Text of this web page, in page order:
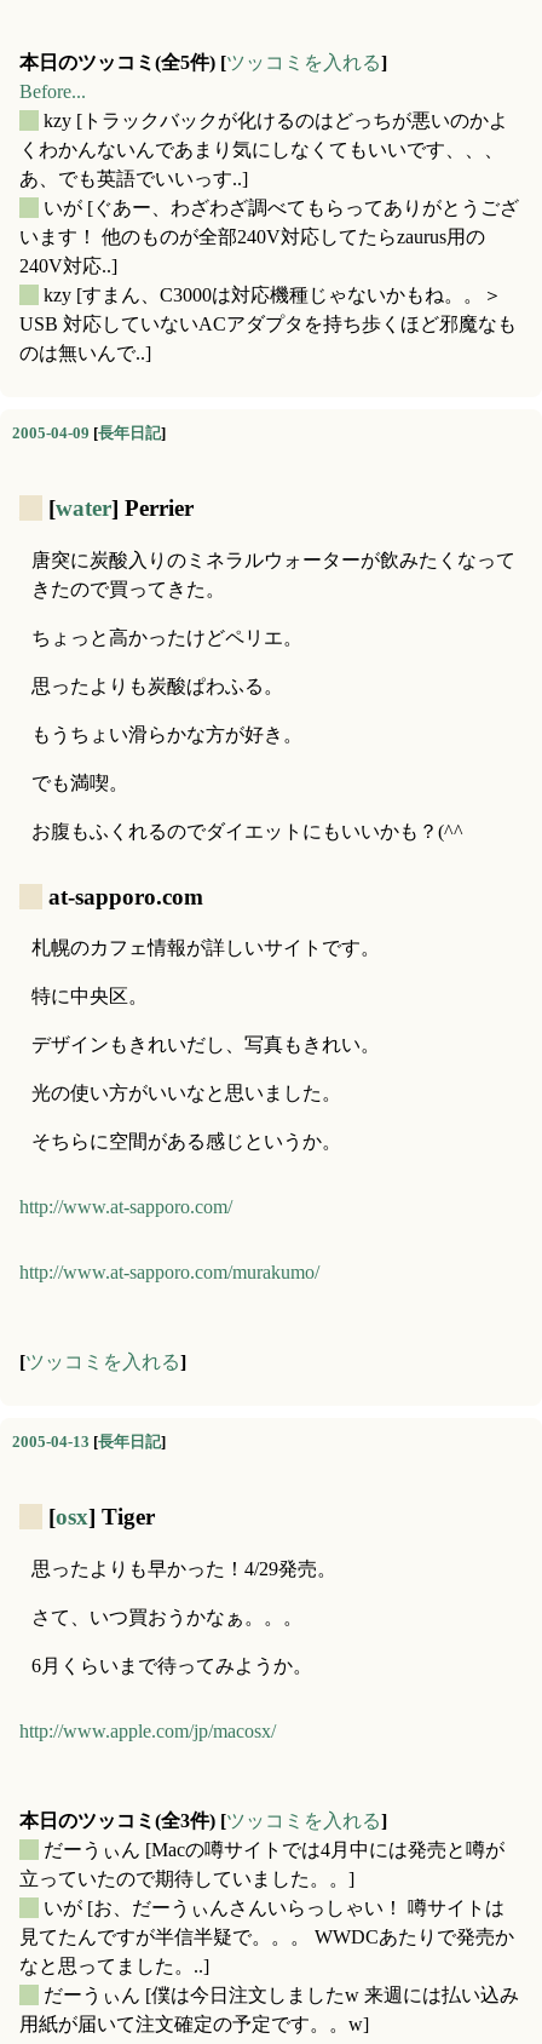
本日のツッコミ(全5件) [ツッコミを入れる]
Before...
kzy [トラックバックが化けるのはどっちが悪いのかよ
くわかんないんであまり気にしなくてもいいです、、、
あ、でも英語でいいっす..]
いが [ぐあー、わざわざ調べてもらってありがとうござ
います！ 他のものが全部240V対応してたらzaurus用の
240V対応..]
kzy [すまん、C3000は対応機種じゃないかもね。。＞
USB 対応していないACアダプタを持ち歩くほど邪魔なも
のは無いんで..]
2005-04-09 [長年日記]
[water] Perrier
唐突に炭酸入りのミネラルウォーターが飲みたくなって
きたので買ってきた。
ちょっと高かったけどペリエ。
思ったよりも炭酸ぱわふる。
もうちょい滑らかな方が好き。
でも満喫。
お腹もふくれるのでダイエットにもいいかも？(^^ゞ
at-sapporo.com
札幌のカフェ情報が詳しいサイトです。
特に中央区。
デザインもきれいだし、写真もきれい。
光の使い方がいいなと思いました。
そちらに空間がある感じというか。
http://www.at-sapporo.com/
http://www.at-sapporo.com/murakumo/
[ツッコミを入れる]
2005-04-13 [長年日記]
[osx] Tiger
思ったよりも早かった！4/29発売。
さて、いつ買おうかなぁ。。。
6月くらいまで待ってみようか。
http://www.apple.com/jp/macosx/
本日のツッコミ(全3件) [ツッコミを入れる]
だーうぃん [Macの噂サイトでは4月中には発売と噂が
立っていたので期待していました。。]
いが [お、だーうぃんさんいらっしゃい！ 噂サイトは
見てたんですが半信半疑で。。。 WWDCあたりで発売か
なと思ってました。..]
だーうぃん [僕は今日注文しましたw 来週には払い込み
用紙が届いて注文確定の予定です。。w]